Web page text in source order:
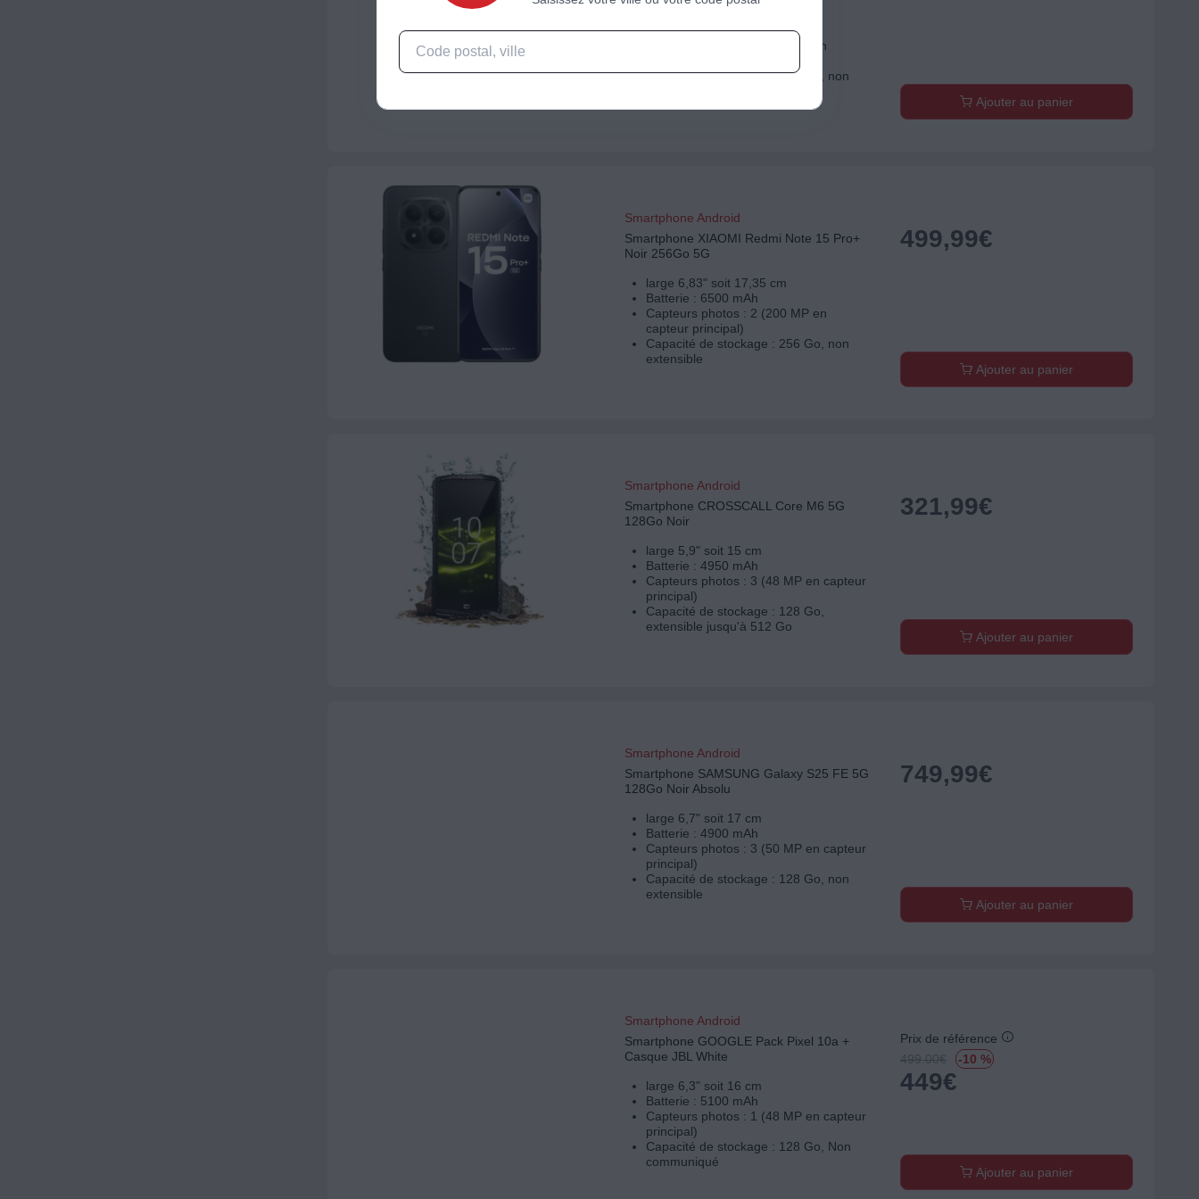
Batterie : 7500 mAh
Capteurs photos : 2 (108 MP en
Capacité de stockage : 256 Go, non
Ajouter au panier
Smartphone Android
Smartphone XIAOMI Redmi Note 15 Pro+
Noir 256Go 5G
large 6,83" soit 17,35 cm
Batterie : 6500 mAh
Capteurs photos : 2 (200 MP en
capteur principal)
Capacité de stockage : 256 Go, non
extensible
499,99€
Ajouter au panier
Smartphone Android
Smartphone CROSSCALL Core M6 5G
128Go Noir
large 5,9" soit 15 cm
Batterie : 4950 mAh
Capteurs photos : 3 (48 MP en capteur
principal)
Capacité de stockage : 128 Go,
extensible jusqu'à 512 Go
321,99€
Ajouter au panier
Smartphone Android
Smartphone SAMSUNG Galaxy S25 FE 5G
128Go Noir Absolu
large 6,7" soit 17 cm
Batterie : 4900 mAh
Capteurs photos : 3 (50 MP en capteur
principal)
Capacité de stockage : 128 Go, non
extensible
749,99€
Ajouter au panier
Smartphone Android
Smartphone GOOGLE Pack Pixel 10a +
Casque JBL White
large 6,3" soit 16 cm
Batterie : 5100 mAh
Capteurs photos : 1 (48 MP en capteur
principal)
Capacité de stockage : 128 Go, Non
communiqué
Prix de référence
499.00€ -10 %
449€
Ajouter au panier